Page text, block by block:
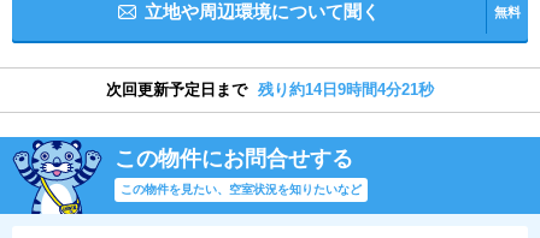
立地や周辺環境について聞く 無料
次回更新予定日まで 残り約14日9時間4分21秒
この物件にお問合せする
この物件を見たい、空室状況を知りたいなど